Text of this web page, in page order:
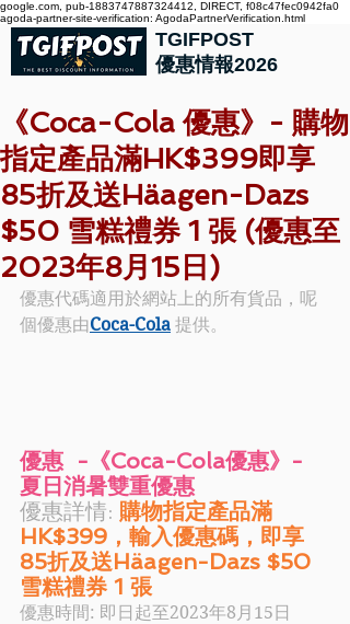
google.com, pub-1883747887324412, DIRECT, f08c47fec0942fa0
agoda-partner-site-verification: AgodaPartnerVerification.html
TGIFPOST
優惠情報2026
《Coca-Cola 優惠》- 購物
指定產品滿HK$399即享
85折及送Häagen-Dazs
$50 雪糕禮券 1 張 (優惠至
2023年8月15日)
優惠代碼適用於網站上的所有貨品，呢
個優惠由Coca-Cola 提供。
優惠  -《Coca-Cola優惠》-
夏日消暑雙重優惠
優惠詳情: 購物指定產品滿
HK$399，輸入優惠碼，即享
85折及送Häagen-Dazs $50
雪糕禮券 1 張
優惠時間: 即日起至2023年8月15日